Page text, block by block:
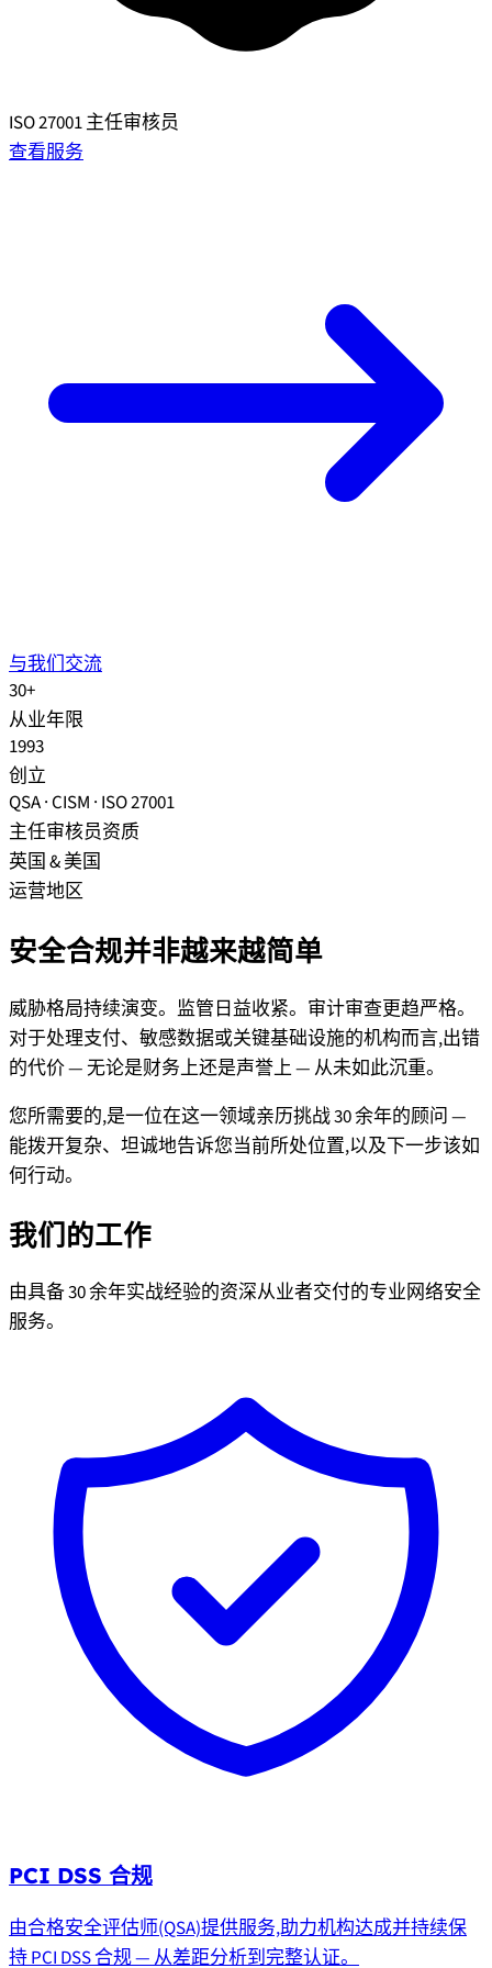
ISO 27001 主任审核员
查看服务
与我们交流
30+
从业年限
1993
创立
QSA · CISM · ISO 27001
主任审核员资质
英国 & 美国
运营地区
安全合规并非越来越简单
威胁格局持续演变。监管日益收紧。审计审查更趋严格。
对于处理支付、敏感数据或关键基础设施的机构而言,出错
的代价 — 无论是财务上还是声誉上 — 从未如此沉重。
您所需要的,是一位在这一领域亲历挑战 30 余年的顾问 —
能拨开复杂、坦诚地告诉您当前所处位置,以及下一步该如
何行动。
我们的工作
由具备 30 余年实战经验的资深从业者交付的专业网络安全
服务。
PCI DSS 合规
由合格安全评估师(QSA)提供服务,助力机构达成并持续保
持 PCI DSS 合规 — 从差距分析到完整认证。